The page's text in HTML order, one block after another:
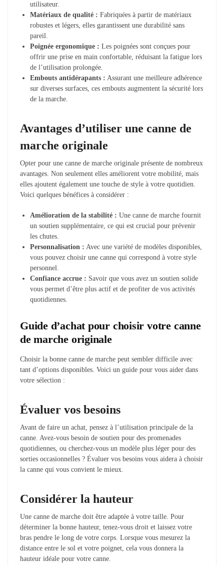
utilisateur.
Matériaux de qualité : Fabriquées à partir de matériaux
robustes et légers, elles garantissent une durabilité sans
pareil.
Poignée ergonomique : Les poignées sont conçues pour
offrir une prise en main confortable, réduisant la fatigue lors
de l’utilisation prolongée.
Embouts antidérapants : Assurant une meilleure adhérence
sur diverses surfaces, ces embouts augmentent la sécurité lors
de la marche.
Avantages d’utiliser une canne de
marche originale
Opter pour une canne de marche originale présente de nombreux
avantages. Non seulement elles améliorent votre mobilité, mais
elles ajoutent également une touche de style à votre quotidien.
Voici quelques bénéfices à considérer :
Amélioration de la stabilité : Une canne de marche fournit
un soutien supplémentaire, ce qui est crucial pour prévenir
les chutes.
Personnalisation : Avec une variété de modèles disponibles,
vous pouvez choisir une canne qui correspond à votre style
personnel.
Confiance accrue : Savoir que vous avez un soutien solide
vous permet d’être plus actif et de profiter de vos activités
quotidiennes.
Guide d’achat pour choisir votre canne
de marche originale
Choisir la bonne canne de marche peut sembler difficile avec
tant d’options disponibles. Voici un guide pour vous aider dans
votre sélection :
Évaluer vos besoins
Avant de faire un achat, pensez à l’utilisation principale de la
canne. Avez-vous besoin de soutien pour des promenades
quotidiennes, ou cherchez-vous un modèle plus léger pour des
sorties occasionnelles ? Évaluer vos besoins vous aidera à choisir
la canne qui vous convient le mieux.
Considérer la hauteur
Une canne de marche doit être adaptée à votre taille. Pour
déterminer la bonne hauteur, tenez-vous droit et laissez votre
bras pendre le long de votre corps. Lorsque vous mesurez la
distance entre le sol et votre poignet, cela vous donnera la
hauteur idéale pour votre canne.